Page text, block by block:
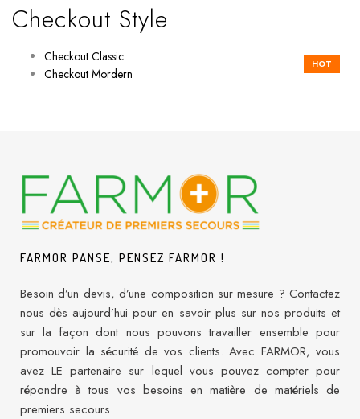
Checkout Style
Checkout Classic
Checkout Mordern
HOT
FARMOR PANSE, PENSEZ FARMOR !
Besoin d’un devis, d’une composition sur mesure ? Contactez
nous dès aujourd’hui pour en savoir plus sur nos produits et
sur la façon dont nous pouvons travailler ensemble pour
promouvoir la sécurité de vos clients. Avec FARMOR, vous
avez LE partenaire sur lequel vous pouvez compter pour
répondre à tous vos besoins en matière de matériels de
premiers secours.